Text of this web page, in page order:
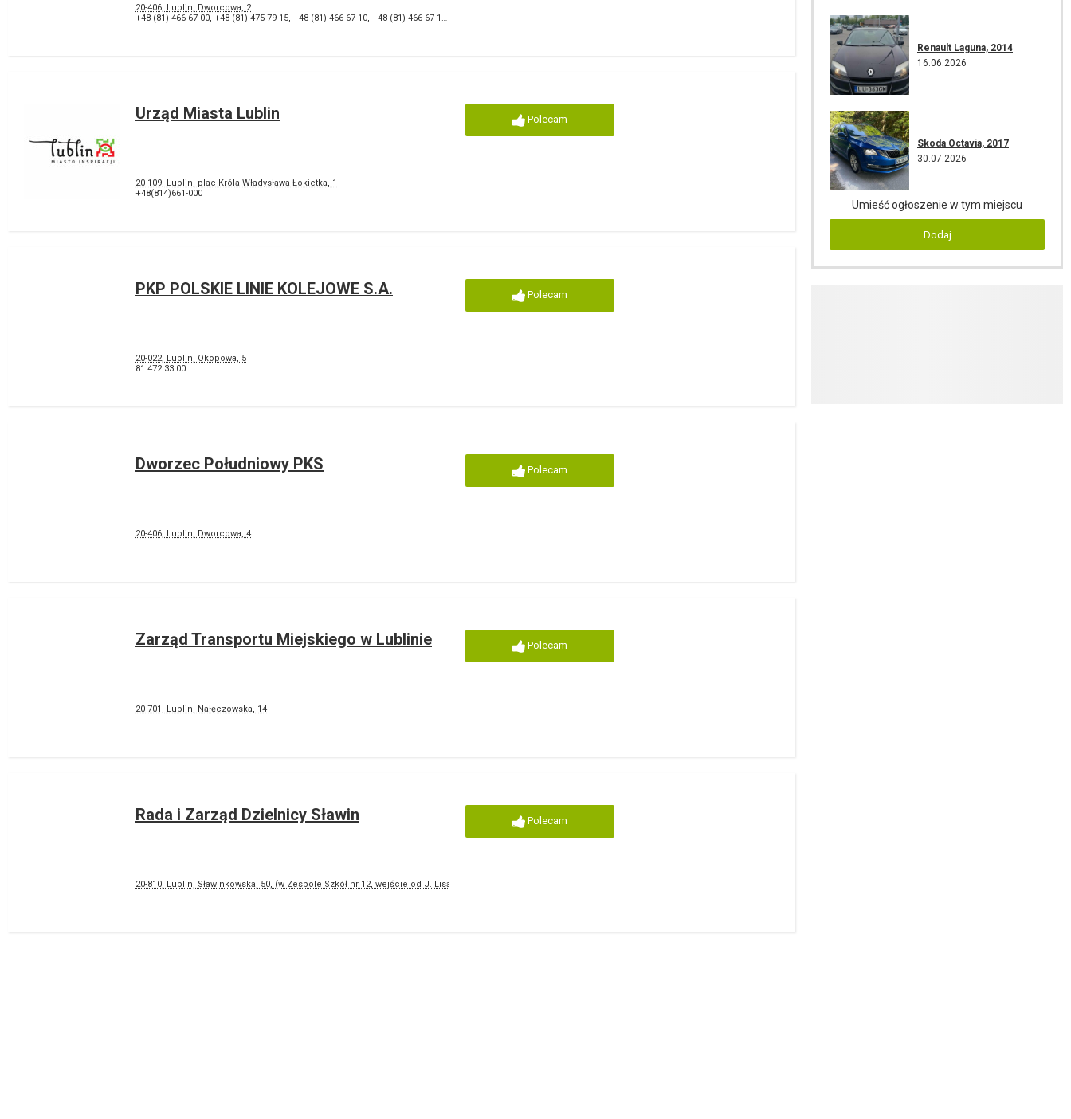
20-406, Lublin, Dworcowa, 2
+48 (81) 466 67 00, +48 (81) 475 79 15, +48 (81) 466 67 10, +48 (81) 466 67 11 ,
Urząd Miasta Lublin
20-109, Lublin, plac Króla Władysława Łokietka, 1
+48(814)661-000
Polecam
PKP POLSKIE LINIE KOLEJOWE S.A.
20-022, Lublin, Okopowa, 5
81 472 33 00
Polecam
Dworzec Południowy PKS
20-406, Lublin, Dworcowa, 4
Polecam
Zarząd Transportu Miejskiego w Lublinie
20-701, Lublin, Nałęczowska, 14
Polecam
Rada i Zarząd Dzielnicy Sławin
20-810, Lublin, Sławinkowska, 50, (w Zespole Szkół nr 12, wejście od J. Lisa)
Polecam
Renault Laguna, 2014
16.06.2026
Skoda Octavia, 2017
30.07.2026
Umieść ogłoszenie w tym miejscu
Dodaj